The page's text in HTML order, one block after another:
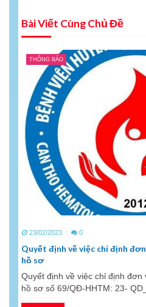
Bài Viết Cùng Chủ Đề
THÔNG BÁO
23/02/2023 0
Quyết định về việc chỉ định
hồ sơ
Quyết định về việc chỉ định
hồ sơ số 69/QĐ-HHTM: 23-